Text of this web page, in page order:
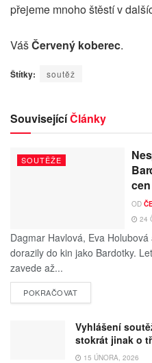
přejeme mnoho štěstí v
VášČervený koberec.
Štítky: soutěž
SouvisejícíČlánky
SOUTĚŽE
cen
OD
24
Dagmar Havlová, Eva
dorazily do kin jako Bardotky.
zavede až...
POKRAČOVAT
Vyhlášení
stokrát jinak o
15 ÚNORA, 2026